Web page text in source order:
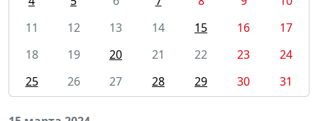
11
12 13 14 15 16
17
18
19 20 21 22 23
24
25
26 27 28 29 30 31